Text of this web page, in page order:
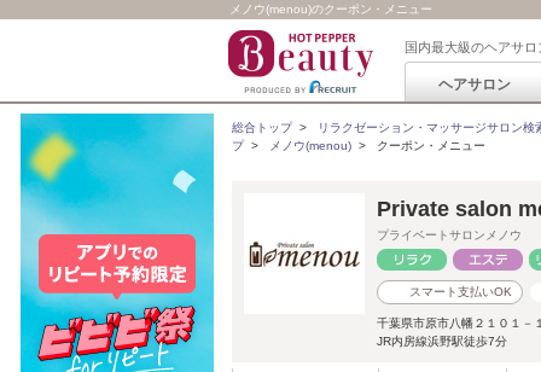
メノウ(menou)のクーポン・メニュー
国内最大級のヘアサ
ヘアサロン
総合トップ>
リラクゼーション・マッサージサロン検
プ> メノウ(menou) > クーポン・メニュー
Private salon
プライベートサロンメノウ
スマート支払いOK
千葉県市原市八幡２１０１－
JR内房線浜野駅徒歩7分